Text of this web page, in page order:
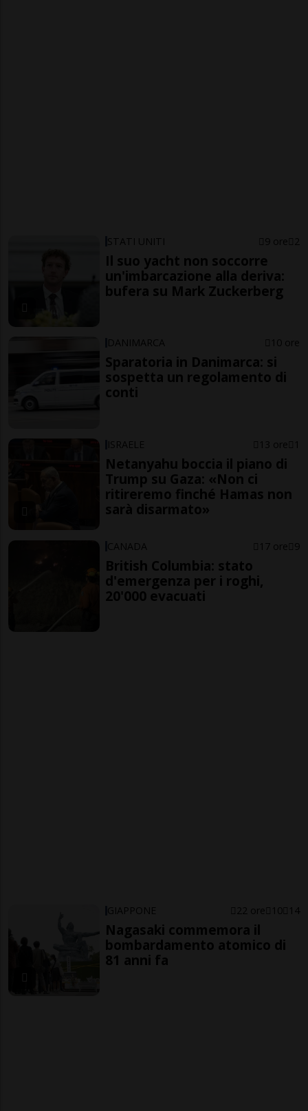
STATI UNITI 9 ore 2
Il suo yacht non soccorre
un'imbarcazione alla deriva:
bufera su Mark Zuckerberg
DANIMARCA 10 ore
Sparatoria in Danimarca: si
sospetta un regolamento di
conti
ISRAELE 13 ore 1
Netanyahu boccia il piano di
Trump su Gaza: «Non ci
ritireremo finché Hamas non
sarà disarmato»
CANADA 17 ore 9
British Columbia: stato
d'emergenza per i roghi,
20'000 evacuati
GIAPPONE 22 ore 10 14
Nagasaki commemora il
bombardamento atomico di
81 anni fa